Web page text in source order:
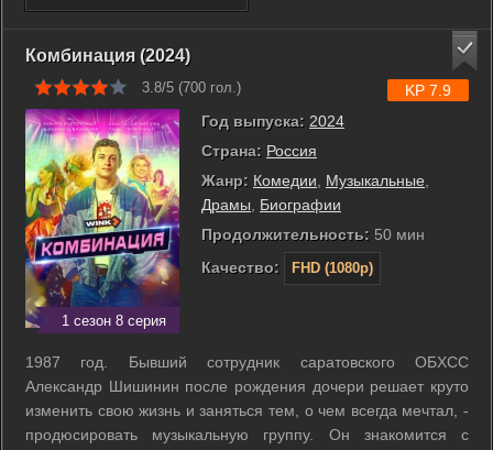
оказываются в безвыходной ...
Комбинация (2024)
3.8/5 (700 гол.)
1 сезон 8 серия
Год выпуска: 2024
Страна: Россия
Жанр: Комедии, Музыкальные,
Драмы, Биографии
Продолжительность: 50 мин
Качество:
FHD (1080p)
KP 7.9
1987 год. Бывший сотрудник саратовского ОБХСС
Александр Шишинин после рождения дочери решает круто
изменить свою жизнь и заняться тем, о чем всегда мечтал, -
продюсировать музыкальную группу. Он знакомится с